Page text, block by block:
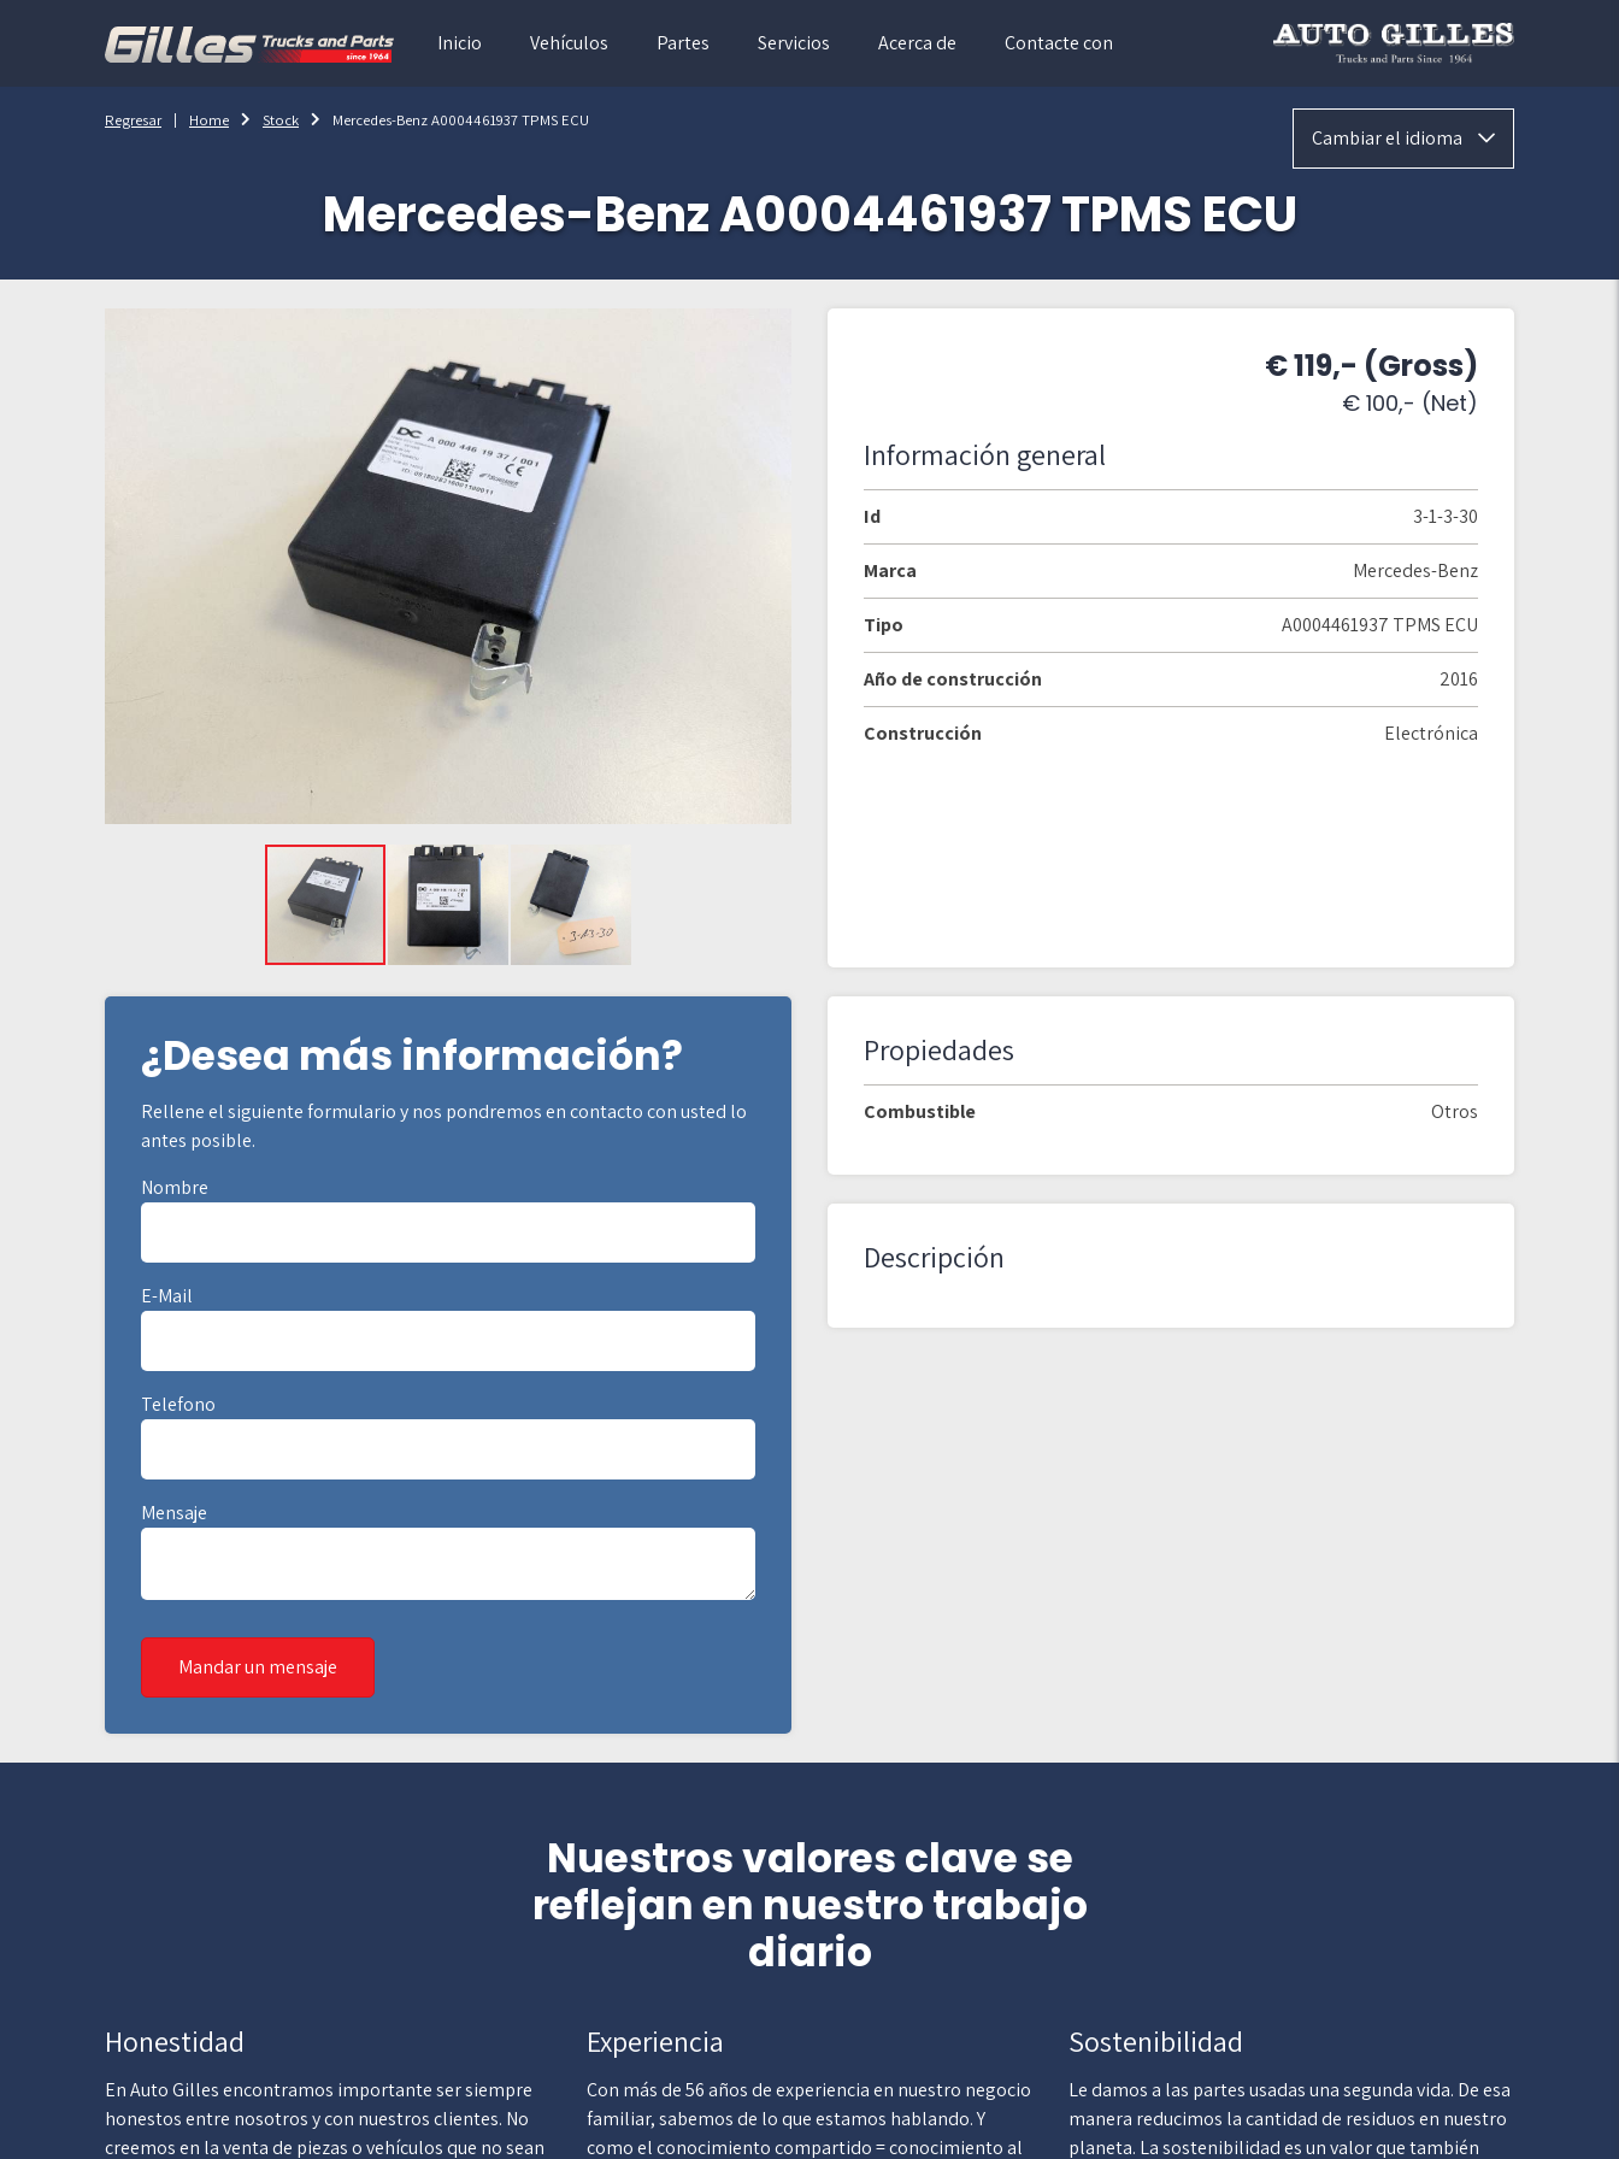
Inicio Vehículos Partes Servicios Acerca de Contacte con
Cambiar el idioma
Regresar Home Stock Mercedes-Benz A0004461937 TPMS ECU
Mercedes-Benz A0004461937 TPMS ECU
€ 119,- (Gross)
€ 100,- (Net)
Información general
Id 3-1-3-30
Marca Mercedes-Benz
Tipo A0004461937 TPMS ECU
Año de construcción 2016
Construcción Electrónica
¿Desea más información?
Rellene el siguiente formulario y nos pondremos en contacto con usted lo
antes posible.
Nombre
E-Mail
Telefono
Mensaje
Mandar un mensaje
Propiedades
Combustible Otros
Descripción
Nuestros valores clave se
reflejan en nuestro trabajo
diario
Honestidad
En Auto Gilles encontramos importante ser siempre
honestos entre nosotros y con nuestros clientes. No
creemos en la venta de piezas o vehículos que no sean
Experiencia
Con más de 56 años de experiencia en nuestro negocio
familiar, sabemos de lo que estamos hablando. Y
como el conocimiento compartido = conocimiento al
Sostenibilidad
Le damos a las partes usadas una segunda vida. De esa
manera reducimos la cantidad de residuos en nuestro
planeta. La sostenibilidad es un valor que también